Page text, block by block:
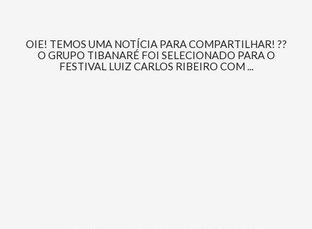
OIE! TEMOS UMA NOTÍCIA PARA COMPARTILHAR! ??
O GRUPO TIBANARÉ FOI SELECIONADO PARA O
FESTIVAL LUIZ CARLOS RIBEIRO COM ...